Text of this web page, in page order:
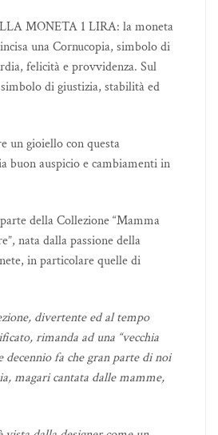
MONETA 1 LIRA: la moneta
una Cornucopia, simbolo di
felicità e provvidenza. Sul
di giustizia, stabilità ed
un gioiello con questa
buon auspicio e cambiamenti in
della Collezione “Mamma
nata dalla passione della
in particolare quelle di
divertente ed al tempo
rimanda ad una “vecchia
decennio fa che gran parte di noi
magari cantata dalle mamme,